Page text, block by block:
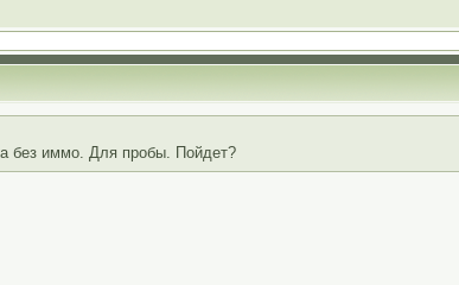
без иммо. Для пробы. Пойдет?